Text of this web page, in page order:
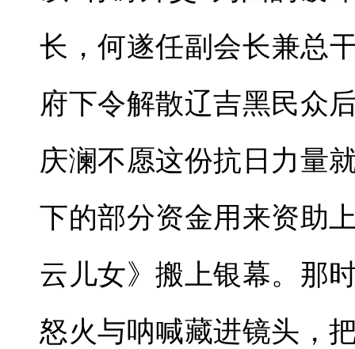
长，何遂任副会长兼总
府下令解散辽吉黑民众
庆澜不愿这份抗日力量
下的部分资金用来资助
云儿女》搬上银幕。那
怒火与呐喊藏进镜头，